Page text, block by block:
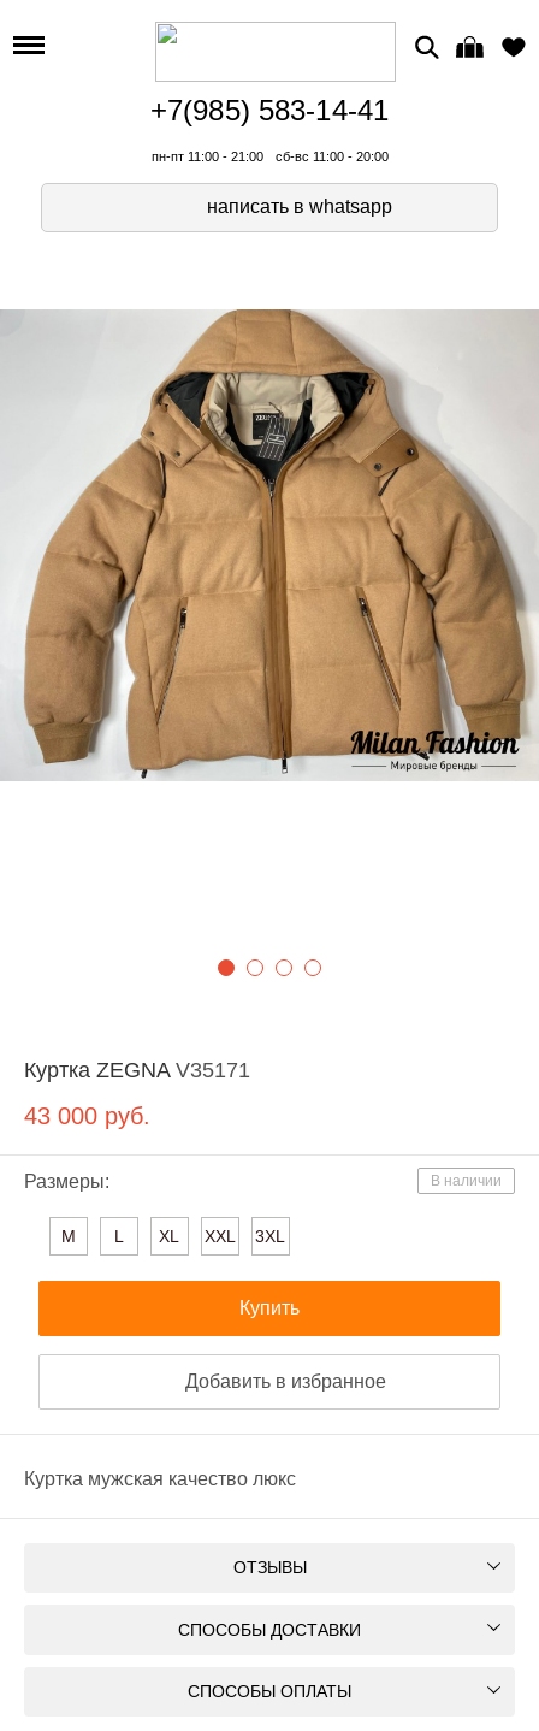
+7(985) 583-14-41
пн-пт 11:00 - 21:00 сб-вс 11:00 - 20:00
написать в whatsapp
Куртка ZEGNA V35171
43 000 руб.
В наличии
Размеры:
M L XL XXL 3XL
Купить
Добавить в избранное
Куртка мужская качество люкс
ОТЗЫВЫ
СПОСОБЫ ДОСТАВКИ
СПОСОБЫ ОПЛАТЫ